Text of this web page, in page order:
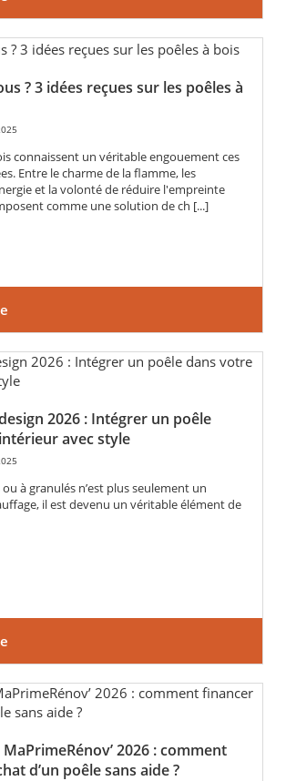
? 3 idées reçues sur les poêles à
connaissent un véritable engouement ces
Entre le charme de la flamme, les
et la volonté de réduire l'empreinte
comme une solution de ch [...]
2026 : Intégrer un poêle
avec style
à granulés n’est plus seulement un
il est devenu un véritable élément de
2026 : comment
d’un poêle sans aide ?